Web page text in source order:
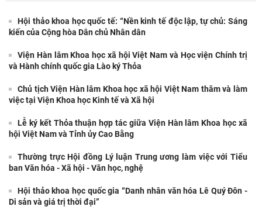
Hội thảo khoa học quốc tế: “Nền kinh tế độc lập, tự chủ: Sáng
kiến của Cộng hòa Dân chủ Nhân dân
Viện Hàn lâm Khoa học xã hội Việt Nam và Học viện Chính trị
và Hành chính quốc gia Lào ký Thỏa
Chủ tịch Viện Hàn lâm Khoa học xã hội Việt Nam thăm và làm
việc tại Viện Khoa học Kinh tế và Xã hội
Lễ ký kết Thỏa thuận hợp tác giữa Viện Hàn lâm Khoa học xã
hội Việt Nam và Tỉnh ủy Cao Bằng
Thường trực Hội đồng Lý luận Trung ương làm việc với Tiểu
ban Văn hóa - Xã hội - Văn học, nghệ
Hội thảo khoa học quốc gia “Danh nhân văn hóa Lê Quý Đôn -
Di sản và giá trị thời đại”